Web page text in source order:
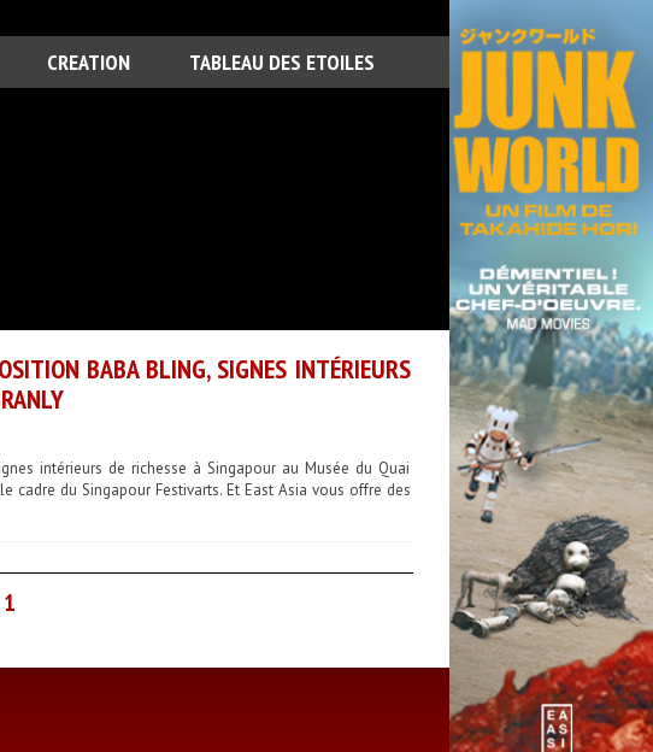
CREATION TABLEAU DES ETOILES
BABA BLING, SIGNES INTÉRIEURS
intérieurs de richesse à Singapour au Musée du Quai
du Singapour Festivarts. Et East Asia vous offre des
1